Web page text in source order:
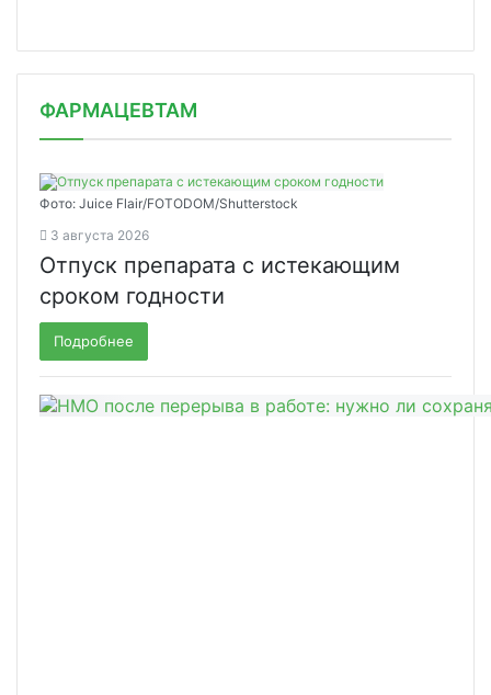
ФАРМАЦЕВТАМ
Фото: Juice Flair/FOTODOM/Shutterstoсk
3 августа 2026
Отпуск препарата с истекающим
сроком годности
Подробнее